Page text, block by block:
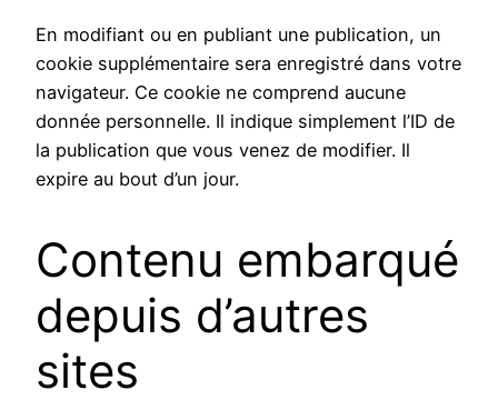
En modifiant ou en publiant une publication, un
cookie supplémentaire sera enregistré dans votre
navigateur. Ce cookie ne comprend aucune
donnée personnelle. Il indique simplement l’ID de
la publication que vous venez de modifier. Il
expire au bout d’un jour.
Contenu embarqué
depuis d’autres
sites